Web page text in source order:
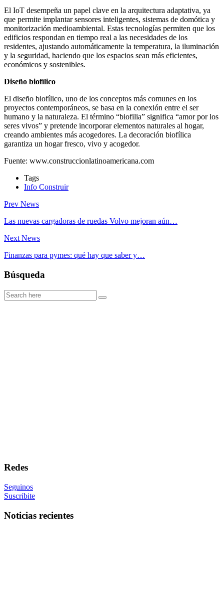
El IoT desempeña un papel clave en la arquitectura adaptativa, ya
que permite implantar sensores inteligentes, sistemas de domótica y
monitorización medioambiental. Estas tecnologías permiten que los
edificios respondan en tiempo real a las necesidades de los
residentes, ajustando automáticamente la temperatura, la iluminación
y la seguridad, haciendo que los espacios sean más eficientes,
económicos y sostenibles.
Diseño biofílico
El diseño biofílico, uno de los conceptos más comunes en los
proyectos contemporáneos, se basa en la conexión entre el ser
humano y la naturaleza. El término “biofilia” significa “amor por los
seres vivos” y pretende incorporar elementos naturales al hogar,
creando ambientes más acogedores. La decoración biofílica
garantiza un hogar fresco, vivo y acogedor.
Fuente: www.construccionlatinoamericana.com
Tags
Info Construir
Prev News
Las nuevas cargadoras de ruedas Volvo mejoran aún…
Next News
Finanzas para pymes: qué hay que saber y…
Búsqueda
Redes
Seguinos
Suscribite
Noticias recientes